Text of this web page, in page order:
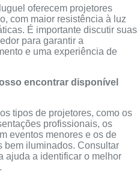
oferecem projetores
com maior resistência à luz
É importante discutir suas
para garantir a
e uma experiência de
encontrar disponível
tipos de projetores, como os
profissionais, os
eventos menores e os de
bem iluminados. Consultar
ajuda a identificar o melhor